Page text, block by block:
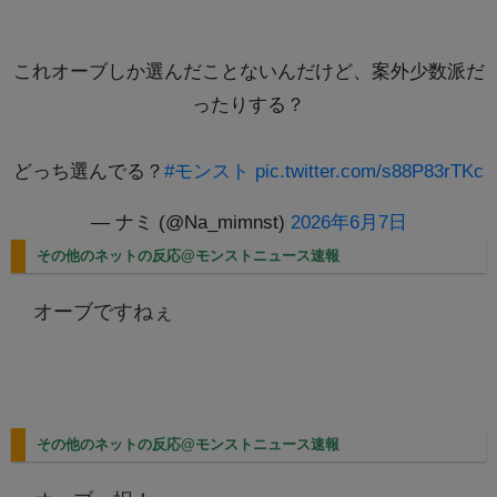
これオーブしか選んだことないんだけど、案外少数派だ
ったりする？
どっち選んでる？ #モンスト pic.twitter.com/s88P83rTKc
— ナミ (@Na_mimnst) 2026年6月7日
その他のネットの反応@モンストニュース速報
オーブですねぇ
その他のネットの反応@モンストニュース速報